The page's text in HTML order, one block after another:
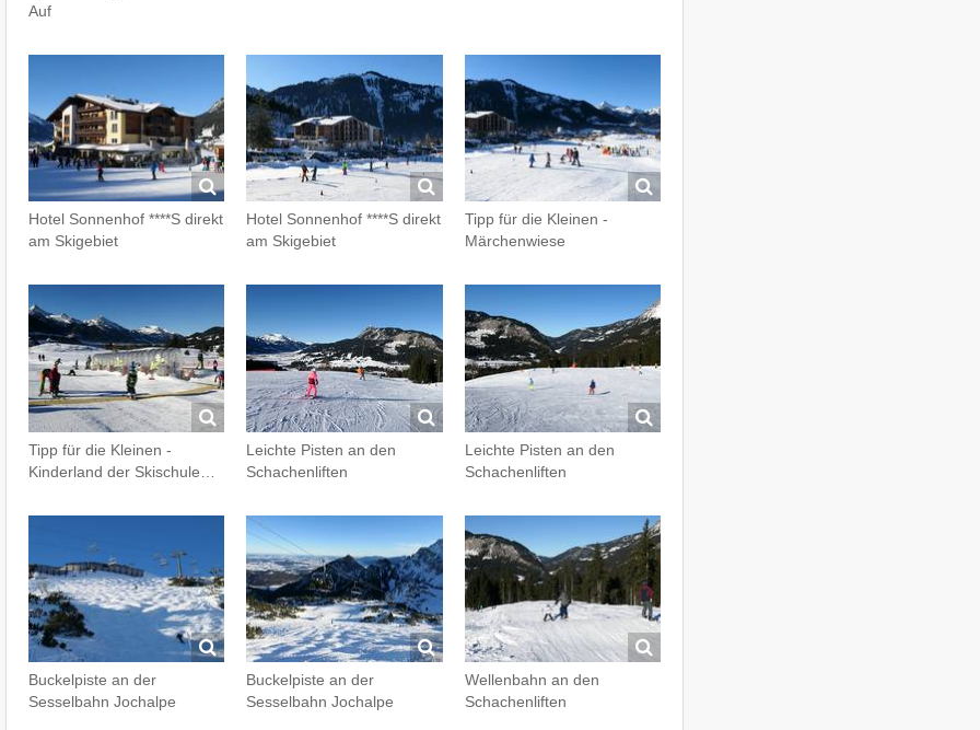
Auf
Hotel Sonnenhof ****S direkt
am Skigebiet
Hotel Sonnenhof ****S direkt
am Skigebiet
Tipp für die Kleinen -
Märchenwiese
Tipp für die Kleinen -
Kinderland der Skischule…
Leichte Pisten an den
Schachenliften
Leichte Pisten an den
Schachenliften
Buckelpiste an der
Sesselbahn Jochalpe
Buckelpiste an der
Sesselbahn Jochalpe
Wellenbahn an den
Schachenliften